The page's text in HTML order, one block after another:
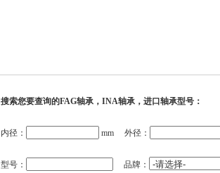
搜索您要查询的FAG轴承，INA轴承，进口轴承型号：
内径： mm 外径：
型号： 品牌：